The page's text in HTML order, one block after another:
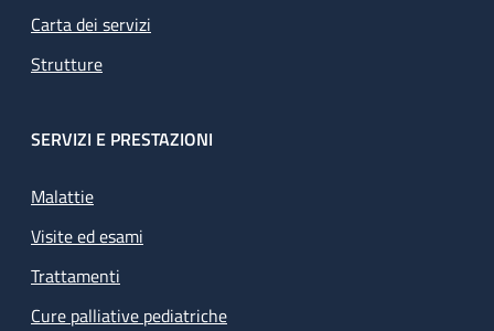
Carta dei servizi
Strutture
SERVIZI E PRESTAZIONI
Malattie
Visite ed esami
Trattamenti
Cure palliative pediatriche